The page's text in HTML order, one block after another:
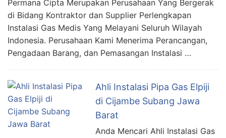
Permana Cipta Merupakan Perusahaan Yang Bergerak
di Bidang Kontraktor dan Supplier Perlengkapan
Instalasi Gas Medis Yang Melayani Seluruh Wilayah
Indonesia. Perusahaan Kami Menerima Perancangan,
Pengadaan Barang, dan Pemasangan Instalasi …
Ahli Instalasi Pipa Gas Elpiji
di Cijambe Subang Jawa
Barat
Anda Mencari Ahli Instalasi Gas